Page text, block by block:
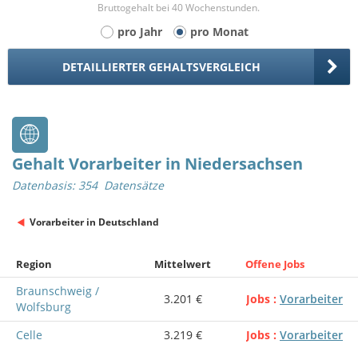
Bruttogehalt bei 40 Wochenstunden.
pro Jahr pro Monat
DETAILLIERTER GEHALTSVERGLEICH
Gehalt Vorarbeiter in Niedersachsen
Datenbasis: 354 Datensätze
Vorarbeiter in Deutschland
Region Mittelwert Offene Jobs
Braunschweig /
Wolfsburg
3.201 € Jobs Vorarbeiter
Celle 3.219 € Jobs
Vorarbeiter